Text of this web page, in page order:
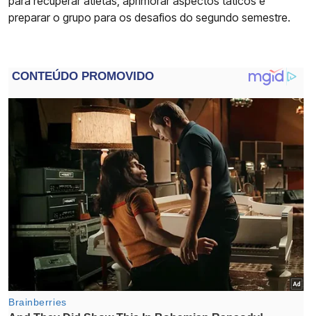
preparar o grupo para os desafios do segundo semestre.